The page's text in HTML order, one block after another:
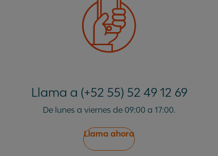
Llama a (+52 55) 52 49 12 69
De lunes a viernes de 09:00 a 17:00.
Llama ahora